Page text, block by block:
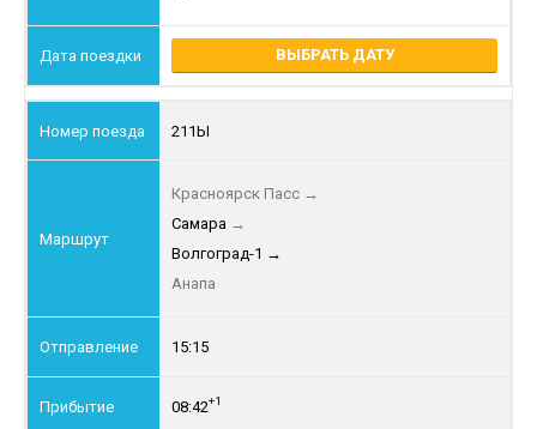
ВЫБРАТЬ ДАТУ
211Ы
Красноярск Пасс →
Самара →
Волгоград-1 →
Анапа
15:15
08:42+1